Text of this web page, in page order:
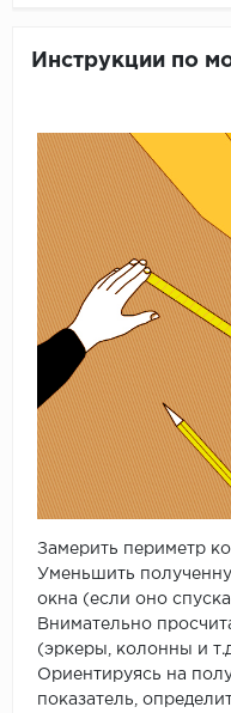
Инструкции по
Замерить периметр
Уменьшить
окна (если оно
Внимательно
(эркеры, колонны и
Ориентируясь на
показатель,